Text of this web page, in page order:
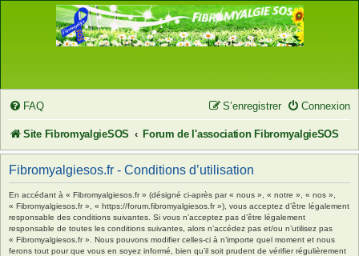
FAQ Connexion
S’enregistrer
Site FibromyalgieSOS Forum de l'association FibromyalgieSOS
Fibromyalgiesos.fr - Conditions d’utilisation
En accédant à « Fibromyalgiesos.fr » (désigné ci-après par « nous », « notre », « nos »,
« Fibromyalgiesos.fr », « https://forum.fibromyalgiesos.fr »), vous acceptez d’être légalement
responsable des conditions suivantes. Si vous n’acceptez pas d’être légalement
responsable de toutes les conditions suivantes, alors n’accédez pas et/ou n’utilisez pas
« Fibromyalgiesos.fr ». Nous pouvons modifier celles-ci à n’importe quel moment et nous
ferons tout pour que vous en soyez informé, bien qu’il soit prudent de vérifier régulièrement